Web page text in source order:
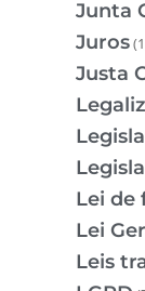
Junta
Juros
Justa
Lei de
Lei
Leis